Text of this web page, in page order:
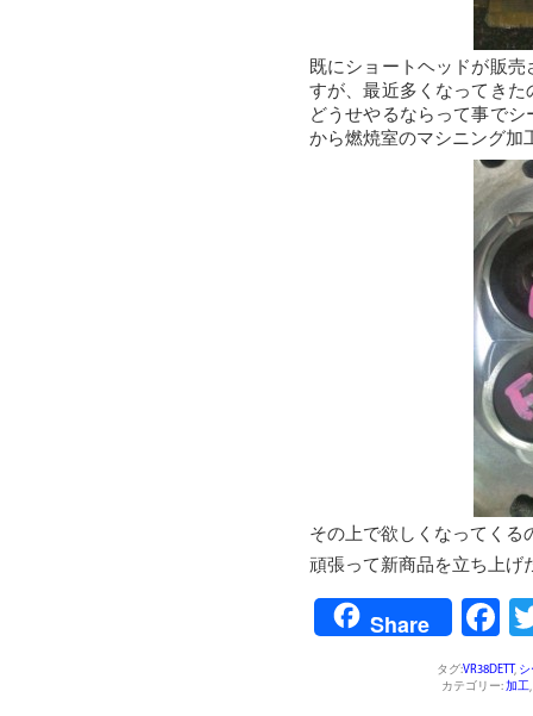
既にショートヘッドが販
すが、最近多くなってき
どうせやるならって事で
から燃焼室のマシニング加
その上で欲しくなってくる
頑張って新商品を立ち上げ
Share
タグ:VR38DETT ,
カテゴリー:加工,